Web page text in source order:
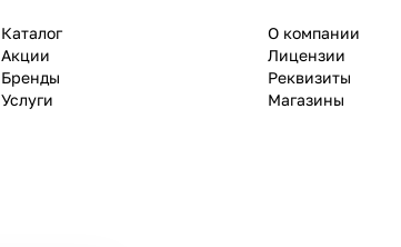
Каталог
Акции
Бренды
Услуги
О компании
Лицензии
Реквизиты
Магазины